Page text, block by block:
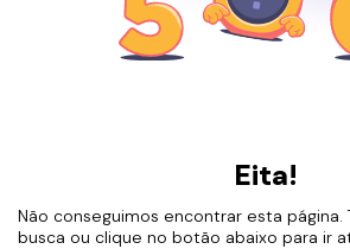
Eita!
Não conseguimos encontrar esta página.
busca ou clique no botão abaixo para ir